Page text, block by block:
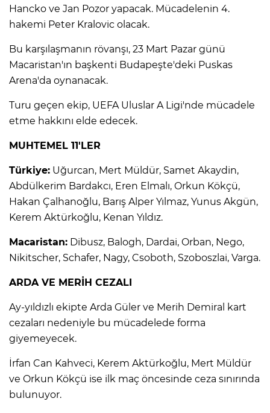
Hancko ve Jan Pozor yapacak. Mücadelenin 4.
hakemi Peter Kralovic olacak.
Bu karşılaşmanın rövanşı, 23 Mart Pazar günü
Macaristan'ın başkenti Budapeşte'deki Puskas
Arena'da oynanacak.
Turu geçen ekip, UEFA Uluslar A Ligi'nde mücadele
etme hakkını elde edecek.
MUHTEMEL 11'LER
Türkiye: Uğurcan, Mert Müldür, Samet Akaydin,
Abdülkerim Bardakcı, Eren Elmalı, Orkun Kökçü,
Hakan Çalhanoğlu, Barış Alper Yılmaz, Yunus Akgün,
Kerem Aktürkoğlu, Kenan Yıldız.
Macaristan: Dibusz, Balogh, Dardai, Orban, Nego,
Nikitscher, Schafer, Nagy, Csoboth, Szoboszlai, Varga.
ARDA VE MERİH CEZALI
Ay-yıldızlı ekipte Arda Güler ve Merih Demiral kart
cezaları nedeniyle bu mücadelede forma
giyemeyecek.
İrfan Can Kahveci, Kerem Aktürkoğlu, Mert Müldür
ve Orkun Kökçü ise ilk maç öncesinde ceza sınırında
bulunuyor.